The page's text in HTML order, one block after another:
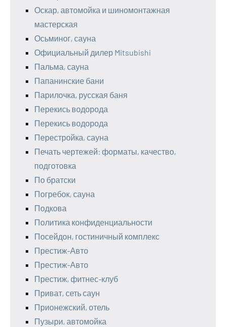
Оскар, автомойка и шиномонтажная
мастерская
Осьминог, сауна
Официальный дилер Mitsubishi
Пальма, сауна
Папанинские бани
Парилочка, русская баня
Перекись водорода
Перекись водорода
Перестройка, сауна
Печать чертежей: форматы, качество,
подготовка
По братски
Погребок, сауна
Подкова
Политика конфиденциальности
Посейдон, гостиничный комплекс
Престиж-Авто
Престиж-Авто
Престиж, фитнес-клуб
Приват, сеть саун
Прионежский, отель
Пузыри, автомойка